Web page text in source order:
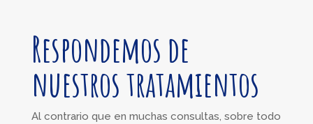
Respondemos de
nuestros tratamientos
Al contrario que en muchas consultas, sobre todo